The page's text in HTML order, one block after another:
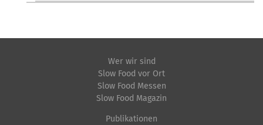
Wer wir sind
Slow Food vor Ort
Slow Food Messen
Slow Food Magazin
Publikationen